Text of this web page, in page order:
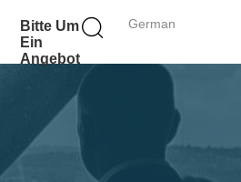
German
Bitte Um
Ein
Angebot